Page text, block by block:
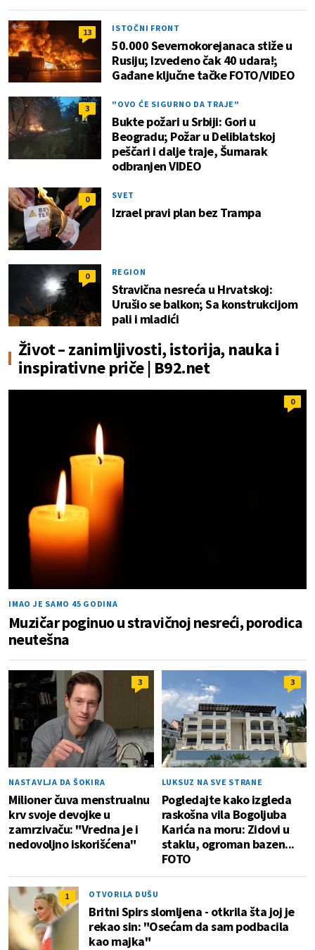
13 ISTOČNI FRONT
50.000 Severnokorejanaca stiže u
Rusiju; Izvedeno čak 40 udara!;
Gađane ključne tačke FOTO/VIDEO
3 "OVO ĆE SIGURNO DA TRAJE"
Bukte požari u Srbiji: Gori u
Beogradu; Požar u Deliblatskoj
peščari i dalje traje, Šumarak
odbranjen VIDEO
0 SVET
Izrael pravi plan bez Trampa
0 REGION
Stravična nesreća u Hrvatskoj:
Urušio se balkon; Sa konstrukcijom
pali i mladići
Život – zanimljivosti, istorija, nauka i
inspirativne priče | B92.net
0
IMAO JE SAMO 45 GODINA
Muzičar poginuo u stravičnoj nesreći, porodica
neutešna
3
NASTAVLJA DA ŠOKIRA
Milioner čuva menstrualnu
krv svoje devojke u
zamrzivaču: "Vredna je i
nedovoljno iskorišćena"
3
LUKSUZ NA SVE STRANE
Pogledajte kako izgleda
raskošna vila Bogoljuba
Karića na moru: Zidovi u
staklu, ogroman bazen...
FOTO
1 OTVORILA DUŠU
Britni Spirs slomljena - otkrila šta joj je
rekao sin: "Osećam da sam podbacila
kao majka"